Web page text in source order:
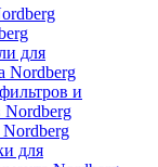
для
Nordberg
и
Nordberg
для